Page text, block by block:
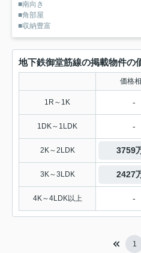
■南向き
■角部屋
■収納豊富
地下鉄御堂筋線の掲載物件の
価格
1R～1K -
1DK～1LDK -
2K～2LDK 3759
3K～3LDK 2427
4K～4LDK以上 -
1